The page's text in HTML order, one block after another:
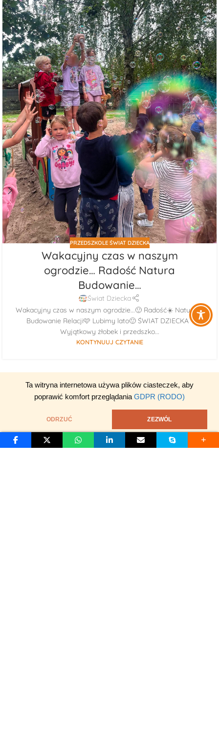
Ta witryna internetowa używa plików ciasteczek, aby
poprawić komfort przeglądania GDPR (RODO)
ODRZUĆ ZEZWÓL
PRZEDSZKOLE ŚWIAT DZIECKA
Wakacyjny czas w naszym
ogrodzie… Radość Natura
Budowanie…
Świat Dziecka
Wakacyjny czas w naszym ogrodzie...🙂 Radość☀️ Natura🌳
Budowanie Relacji🩷 Lubimy lato🙂 ŚWIAT DZIECKA -
Wyjątkowy żłobek i przedszko...
KONTYNUUJ CZYTANIE